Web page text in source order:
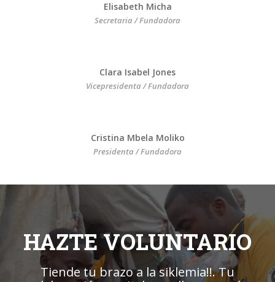
Elisabeth Micha
Secretaria / Fundadora
Clara Isabel Jones
Vicepresidenta / Fundadora
Cristina Mbela Moliko
Presidenta / Fundadora
HAZTE VOLUNTARIO
Tiende tu brazo a la siklemia!!. Tu